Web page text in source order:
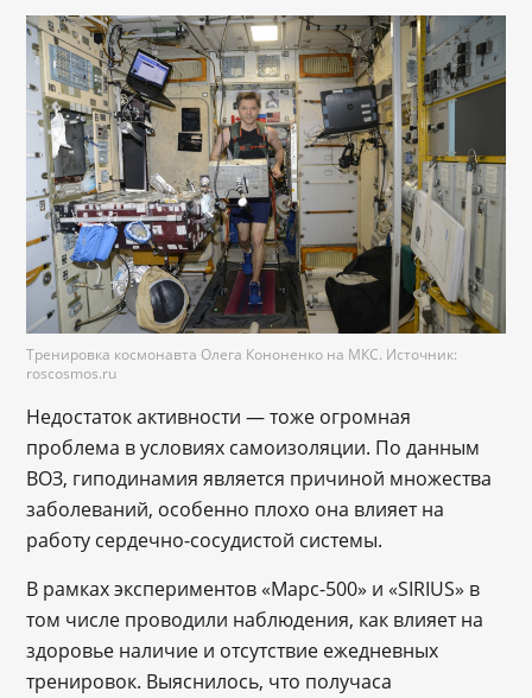
Тренировка космонавта Олега Кононенко на МКС. Источник:
roscosmos.ru
Недостаток активности — тоже огромная
проблема в условиях самоизоляции. По данным
ВОЗ, гиподинамия является причиной множества
заболеваний, особенно плохо она влияет на
работу сердечно-сосудистой системы.
В рамках экспериментов «Марс-500» и «SIRIUS» в
том числе проводили наблюдения, как влияет на
здоровье наличие и отсутствие ежедневных
тренировок. Выяснилось, что получаса